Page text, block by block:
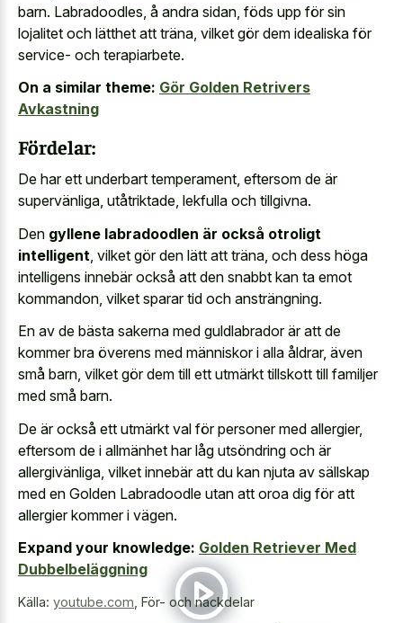
barn. Labradoodles, å andra sidan, föds upp för sin
lojalitet och lätthet att träna, vilket gör dem idealiska för
service- och terapiarbete.
On a similar theme: Gör Golden Retrivers
Avkastning
Fördelar:
De har ett underbart temperament, eftersom de är
supervänliga, utåtriktade, lekfulla och tillgivna.
Den gyllene labradoodlen är också otroligt
intelligent , vilket gör den lätt att träna, och dess höga
intelligens innebär också att den snabbt kan ta emot
kommandon, vilket sparar tid och ansträngning.
En av de bästa sakerna med guldlabrador är att de
kommer bra överens med människor i alla åldrar, även
små barn, vilket gör dem till ett utmärkt tillskott till familjer
med små barn.
De är också ett utmärkt val för personer med allergier,
eftersom de i allmänhet har låg utsöndring och är
allergivänliga, vilket innebär att du kan njuta av sällskap
med en Golden Labradoodle utan att oroa dig för att
allergier kommer i vägen.
Expand your knowledge: Golden Retriever Med
Dubbelbeläggning
Källa: youtube.com För- och nackdelar